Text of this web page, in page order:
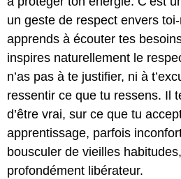
un geste de respect envers
apprends à écouter tes
inspires naturellement le
n’as pas à te justifier, ni à
ressentir ce que tu ressens. Il
d’être vrai, sur ce que tu
apprentissage, parfois
bousculer de vieilles
profondément libérateur.